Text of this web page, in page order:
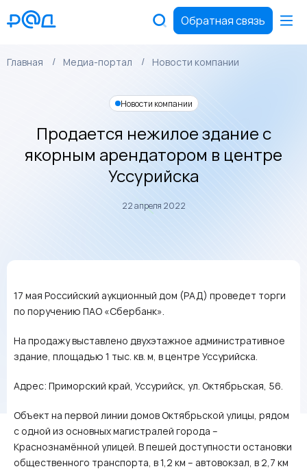
Обратная связь
Главная Медиа-портал Новости компании
Новости компании
Продается нежилое здание с
якорным арендатором в центре
Уссурийска
22 апреля 2022
17 мая Российский аукционный дом (РАД) проведет торги
по поручению ПАО «Сбербанк».
На продажу выставлено двухэтажное административное
здание, площадью 1 тыс. кв. м, в центре Уссурийска.
Адрес: Приморский край, Уссурийск, ул. Октябрьская, 56.
Объект на первой линии домов Октябрьской улицы, рядом
с одной из основных магистралей города –
Краснознамённой улицей. В пешей доступности остановки
общественного транспорта, в 1,2 км – автовокзал, в 2,7 км